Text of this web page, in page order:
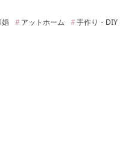
婚 アットホーム 手作り・DIY